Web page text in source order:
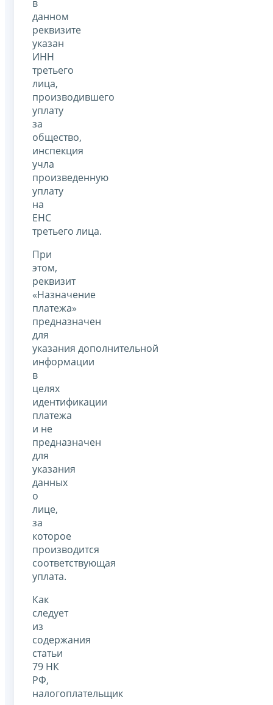
в
данном
реквизите
указан
ИНН
третьего
лица,
производившего
уплату
за
общество,
инспекция
учла
произведенную
уплату
на
ЕНС
третьего лица.
При
этом,
реквизит
«Назначение
платежа»
предназначен
для
указания дополнительной
информации
в
целях
идентификации
платежа
и не
предназначен
для
указания
данных
о
лице,
за
которое
производится
соответствующая
уплата.
Как
следует
из
содержания
статьи
79 НК
РФ,
налогоплательщик